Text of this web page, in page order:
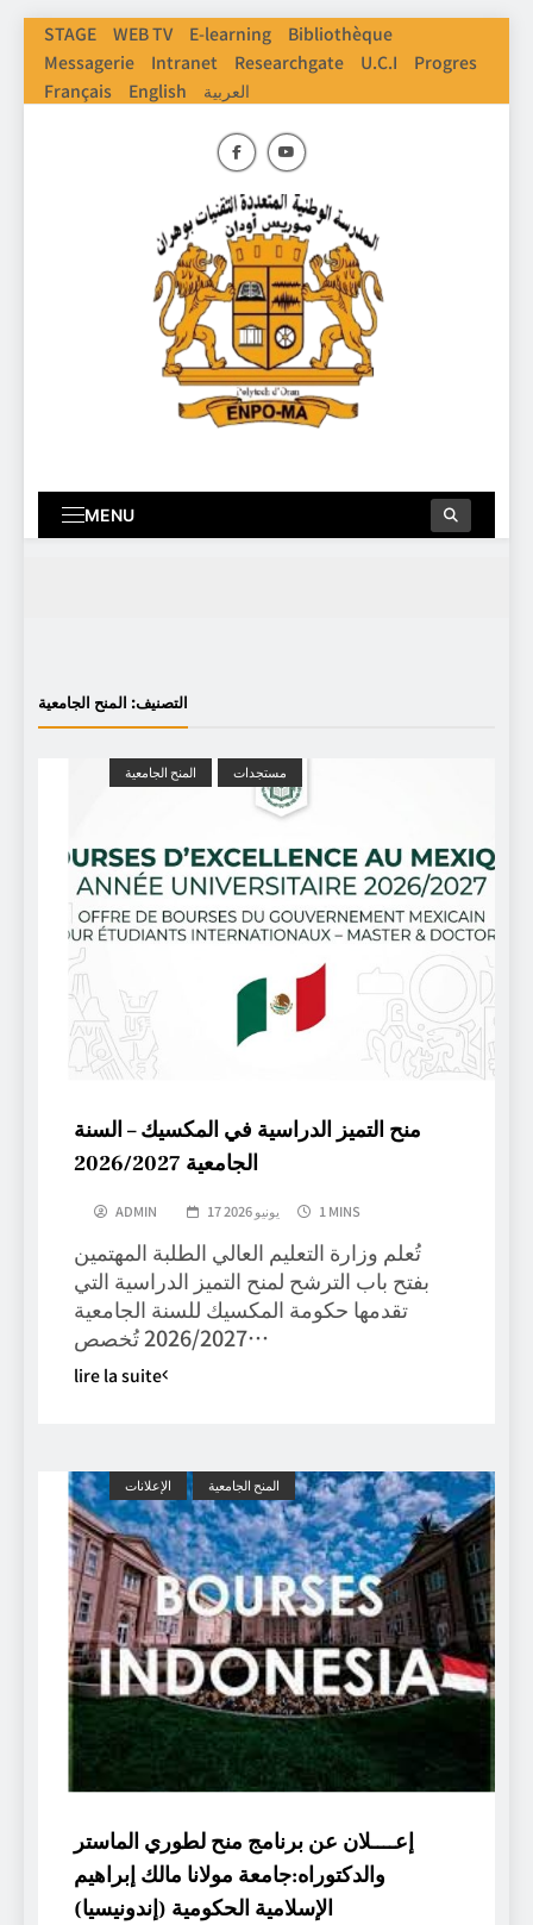
Skip
content
STAGE WEB TV E-learning
Bibliothèque
Messagerie
Intranet Researchgate U.C.I
Progres
Français
English العربية
MENU
التصنيف: المنح الجامعية
المنح الجامعية مستجدات
منح التميز الدراسية في المكسيك – السنة
الجامعية 2026/2027
ADMIN 17 يونيو 2026 1 MINS
تُعلم وزارة التعليم العالي الطلبة المهتمين
بفتح باب الترشح لمنح التميز الدراسية التي
تقدمها حكومة المكسيك للسنة الجامعية
2026/2027 تُخصص…
lire la suite
الإعلانات المنح الجامعية
إعــــلان عن برنامج منح لطوري الماستر
والدكتوراه:جامعة مولانا مالك إبراهيم
الإسلامية الحكومية (إندونيسيا)